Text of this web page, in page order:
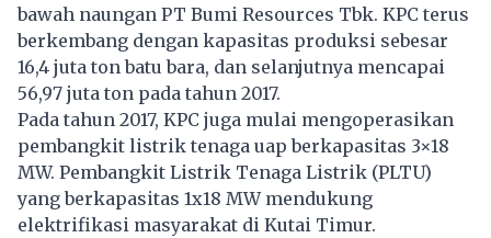
bawah naungan PT Bumi Resources Tbk. KPC terus
berkembang dengan kapasitas produksi sebesar
16,4 juta ton batu bara, dan selanjutnya mencapai
56,97 juta ton pada tahun 2017.
Pada tahun 2017, KPC juga mulai mengoperasikan
pembangkit listrik tenaga uap berkapasitas 3×18
MW. Pembangkit Listrik Tenaga Listrik (PLTU)
yang berkapasitas 1x18 MW mendukung
elektrifikasi masyarakat di Kutai Timur.